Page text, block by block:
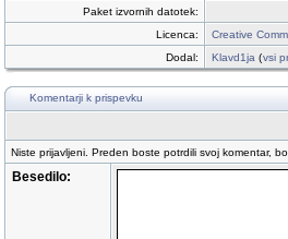
Paket izvornih datotek:
Licenca:
Creative
Dodal:
Klavd1ja (vsi
Komentarji k prispevku
Niste prijavljeni. Preden boste potrdili svoj komentar,
Besedilo: